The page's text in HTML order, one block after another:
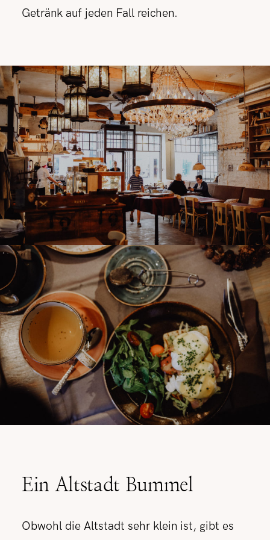
Getränk auf jeden Fall reichen.
Ein Altstadt Bummel
Obwohl die Altstadt sehr klein ist, gibt es